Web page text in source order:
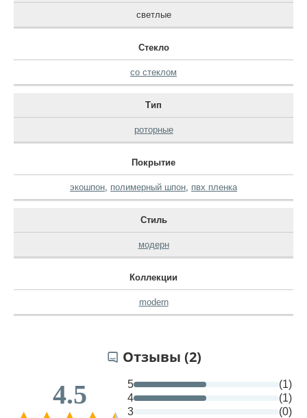
светлые
Стекло
со стеклом
Тип
роторные
Покрытие
экошпон полимерный шпон пвх пленка
Стиль
модерн
Коллекции
modern
Отзывы (2)
4.5 5
(1)
4
(1)
3
(0)